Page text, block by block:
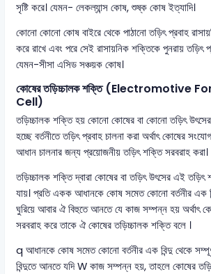
সৃষ্টি করে। যেমন- লেকল্যান্স কোষ, শুষ্ক কোষ ইত্যাদি।
কোনো কোনো কোষ বাইরে থেকে পাঠানো তড়িৎ প্রবাহ
করে রাখে এবং পরে সেই রাসায়নিক শক্তিকে পুনরায় তড়িৎ
যেমন-সীসা এসিড সঞ্চয়ক কোষ।
কোষের তড়িচ্চালক শক্তি (Electromotive
Cell)
তড়িচ্চালক শক্তি হয় কোনো কোষের বা কোনো তড়িৎ
হচ্ছে বর্তনীতে তড়িৎ প্রবাহ চালনা করা অর্থাৎ কোষের
আধান চালনার জন্য প্রয়োজনীয় তড়িৎ শক্তি সরবরাহ করা।
তড়িচ্চালক শক্তি দ্বারা কোষের বা তড়িৎ উৎসের এই তড়িৎ
যায়। প্রতি একক আধানকে কোষ সমেত কোনো বর্তনীর এক
ঘুরিয়ে আবার ঐ বিহুতে আনতে যে কাজ সম্পন্ন হয় অর্থাৎ
সরবরাহ করে তাকে ঐ কোষের তড়িচ্চালক শক্তি বলে ।
q আধানকে কোষ সমেত কোনো বর্তনীর এক বিন্দু থেকে
বিন্দুতে আনতে যদি W কাজ সম্পন্ন হয়, তাহলে কোষের